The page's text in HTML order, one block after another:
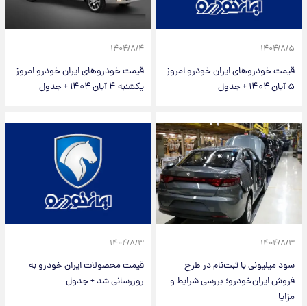
۱۴۰۴/۸/۵
قیمت خودرو‌های ایران خودرو امروز
۵ آبان ۱۴۰۴ + جدول
۱۴۰۴/۸/۴
قیمت خودرو‌های ایران خودرو امروز
یکشنبه ۴ آبان ۱۴۰۴ + جدول
۱۴۰۴/۸/۳
سود میلیونی با ثبت‌نام در طرح
فروش ایران‌خودرو؛ بررسی شرایط و
مزایا
۱۴۰۴/۸/۳
قیمت محصولات ایران خودرو به
روزرسانی شد + جدول